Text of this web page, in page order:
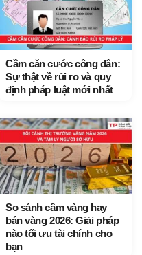
Cầm căn cước công dân:
Sự thật về rủi ro và quy
định pháp luật mới nhất
So sánh cầm vàng hay
bán vàng 2026: Giải pháp
nào tối ưu tài chính cho
bạn